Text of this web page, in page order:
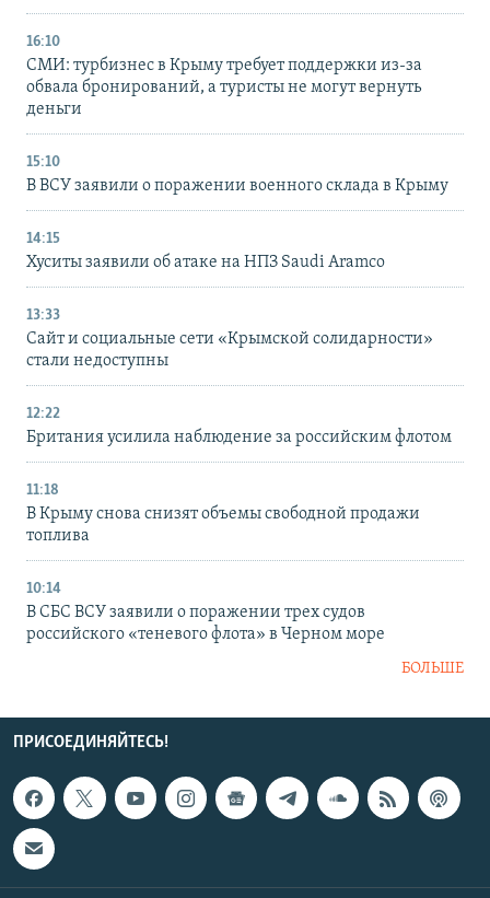
16:10
СМИ: турбизнес в Крыму требует поддержки из-за
обвала бронирований, а туристы не могут вернуть
деньги
15:10
В ВСУ заявили о поражении военного склада в Крыму
14:15
Хуситы заявили об атаке на НПЗ Saudi Aramco
13:33
Сайт и социальные сети «Крымской солидарности»
стали недоступны
12:22
Британия усилила наблюдение за российским флотом
11:18
В Крыму снова снизят объемы свободной продажи
топлива
10:14
В СБС ВСУ заявили о поражении трех судов
российского «теневого флота» в Черном море
БОЛЬШЕ
ПРИСОЕДИНЯЙТЕСЬ!